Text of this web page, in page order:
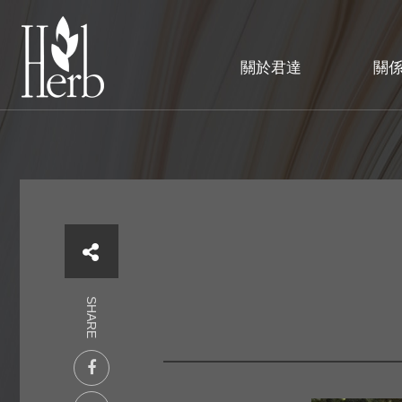
關於君達 關
SHARE